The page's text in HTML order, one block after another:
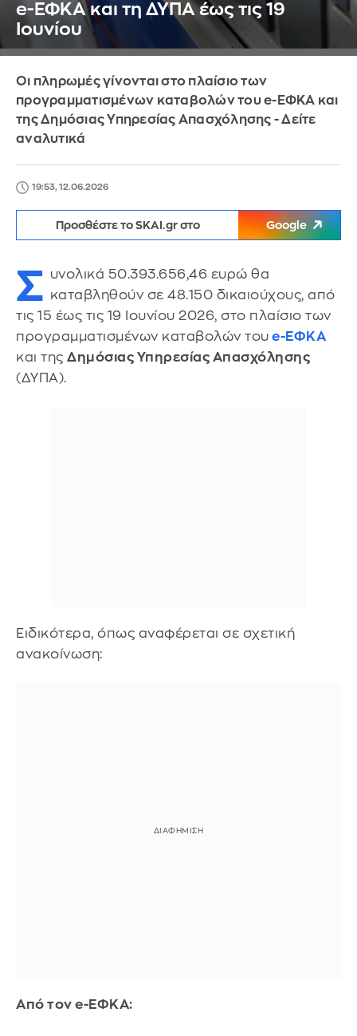
e-ΕΦΚΑ και τη ΔΥΠΑ έως τις 19
Ιουνίου
Οι πληρωμές γίνονται στο πλαίσιο των
προγραμματισμένων καταβολών του e-ΕΦΚΑ και
της Δημόσιας Υπηρεσίας Απασχόλησης - Δείτε
αναλυτικά
19:53, 12.06.2026
Προσθέστε το SKAI.gr στο Google
Σ υνολικά 50.393.656,46 ευρώ θα
καταβληθούν σε 48.150 δικαιούχους, από
τις 15 έως τις 19 Ιουνίου 2026, στο πλαίσιο των
προγραμματισμένων καταβολών του e-ΕΦΚΑ
και της Δημόσιας Υπηρεσίας Απασχόλησης
(ΔΥΠΑ).
Ειδικότερα, όπως αναφέρεται σε σχετική
ανακοίνωση:
Από τον e-ΕΦΚΑ: